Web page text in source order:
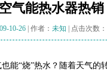
气能热水器热销
10-26 | 作者： 未知 | 点击次数：
能“烧”热水？随着天气的